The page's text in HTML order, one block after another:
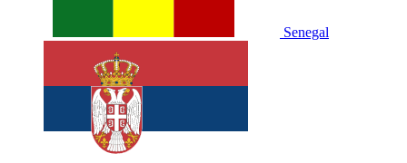
Senegal